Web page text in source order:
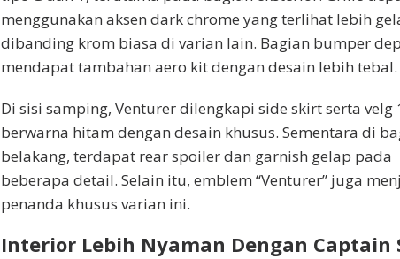
menggunakan aksen dark chrome yang terlihat lebih
dibanding krom biasa di varian lain. Bagian bumper
mendapat tambahan aero kit dengan desain lebih tebal.
Di sisi samping, Venturer dilengkapi side skirt serta velg
berwarna hitam dengan desain khusus. Sementara di
belakang, terdapat rear spoiler dan garnish gelap pada
beberapa detail. Selain itu, emblem “Venturer” juga
penanda khusus varian ini.
Interior Lebih Nyaman Dengan Captain